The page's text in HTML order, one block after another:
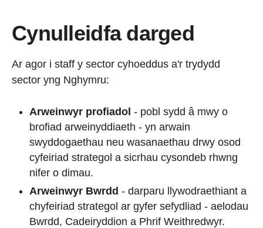
Cynulleidfa darged
Ar agor i staff y sector cyhoeddus a'r trydydd
sector yng Nghymru:
Arweinwyr profiadol - pobl sydd â mwy o
brofiad arweinyddiaeth - yn arwain
swyddogaethau neu wasanaethau drwy osod
cyfeiriad strategol a sicrhau cysondeb rhwng
nifer o dimau.
Arweinwyr Bwrdd - darparu llywodraethiant a
chyfeiriad strategol ar gyfer sefydliad - aelodau
Bwrdd, Cadeiryddion a Phrif Weithredwyr.